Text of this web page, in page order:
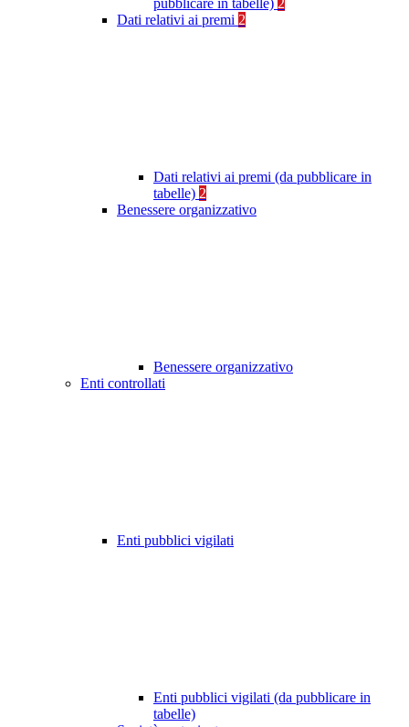
pubblicare in tabelle) 2
Dati relativi ai premi 2
Dati relativi ai premi (da pubblicare in
tabelle) 2
Benessere organizzativo
Benessere organizzativo
Enti controllati
Enti pubblici vigilati
Enti pubblici vigilati (da pubblicare in
tabelle)